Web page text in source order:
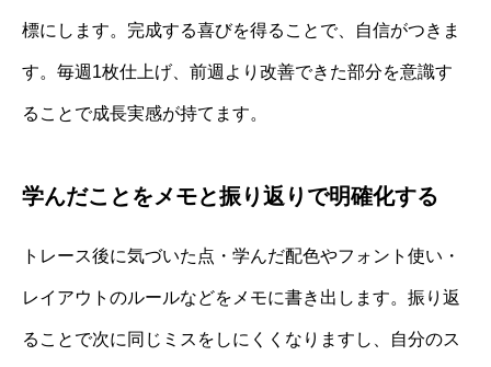
標にします。完成する喜びを得ることで、自信がつきま
す。毎週1枚仕上げ、前週より改善できた部分を意識す
ることで成長実感が持てます。
学んだことをメモと振り返りで明確化する
トレース後に気づいた点・学んだ配色やフォント使い・
レイアウトのルールなどをメモに書き出します。振り返
ることで次に同じミスをしにくくなりますし、自分のス